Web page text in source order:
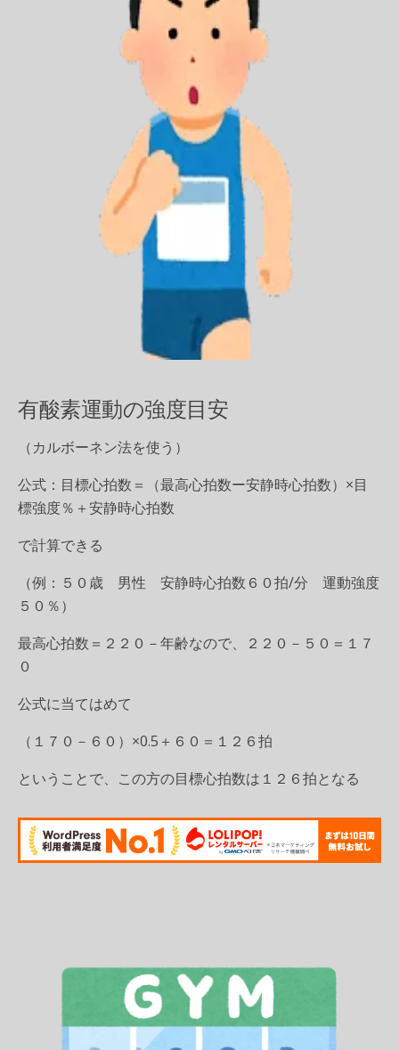
有酸素運動の強度目安
（カルボーネン法を使う）
公式：目標心拍数＝（最高心拍数ー安静時心拍数）×目
標強度％＋安静時心拍数
で計算できる
（例：５０歳 男性 安静時心拍数６０拍/分 運動強度
５０％）
最高心拍数＝２２０－年齢なので、２２０－５０＝１７
０
公式に当てはめて
（１７０－６０）×0.5＋６０＝１２６拍
ということで、この方の目標心拍数は１２６拍となる